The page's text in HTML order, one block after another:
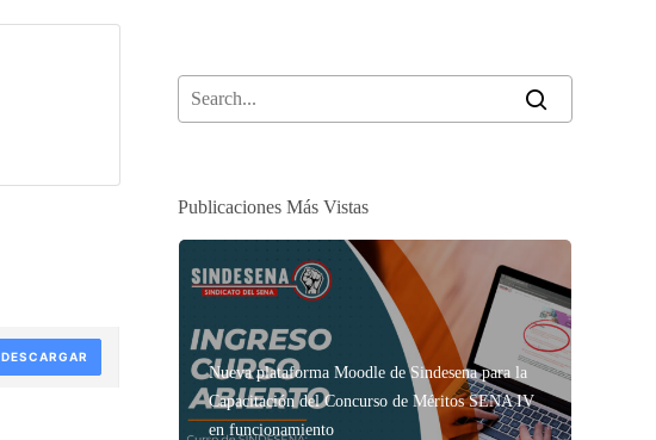
DESCARGAR
Publicaciones Más Vistas
Nueva plataforma Moodle de Sindesena para la
Capacitación del Concurso de Méritos SENA IV
en funcionamiento